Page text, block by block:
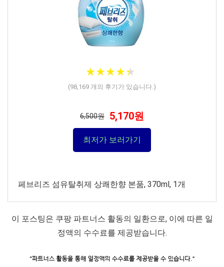
★★★★★
★★★★★
(98,169 개의 후기가 있습니다.)
6,500원 5,170원
최저가 보러가기
페브리즈 섬유탈취제 상쾌한향 본품, 370ml, 1개
이 포스팅은 쿠팡 파트너스 활동의 일환으로, 이에 따른 일
정액의 수수료를 제공받습니다.